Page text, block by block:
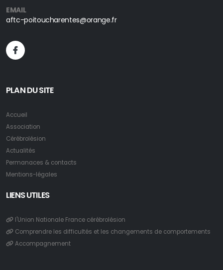
EMAIL
aftc-poitoucharentes@orange.fr
PLAN DU SITE
Accueil
Association
Cérébrolésion
Actualités
Permanaces & contacts
Mentions-légales
LIENS UTILES
l'Union Nationale France cérébrolésion
Comprendre les difficultés et les changements de comportements
Accompagnement